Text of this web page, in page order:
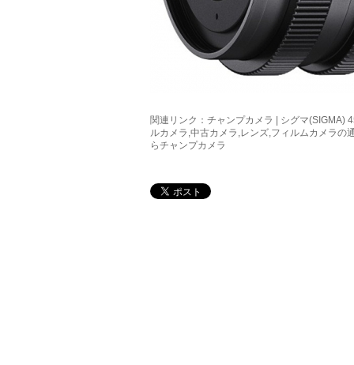
関連リンク： チャンプカメラ | シグマ(SIGMA)
ルカメラ,中古カメラ,レンズ,フィルムカメラの
らチャンプカメラ